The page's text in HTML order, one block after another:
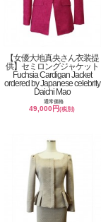
【女優大地真央さん衣装提
供】セミロングジャケット
Fuchsia Cardigan Jacket
ordered by Japanese celebrity
Daichi Mao
通常価格
49,000円(税別)